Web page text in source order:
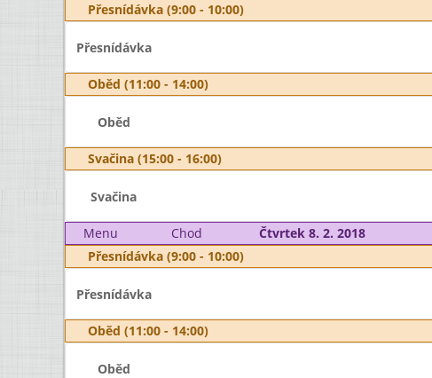
Přesnídávka (9:00 - 10:00)
Přesnídávka
Oběd (11:00 - 14:00)
Oběd
Svačina (15:00 - 16:00)
Svačina
Menu Chod
Čtvrtek 8. 2. 2018
Přesnídávka (9:00 - 10:00)
Přesnídávka
Oběd (11:00 - 14:00)
Oběd